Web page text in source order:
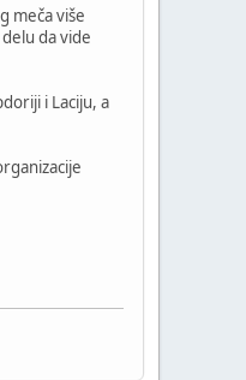
meča više
da vide
i Laciju, a